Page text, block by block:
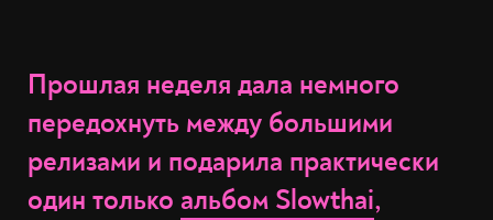
Прошлая неделя дала немного
передохнуть между большими
релизами и подарила практически
один только альбом Slowthai,